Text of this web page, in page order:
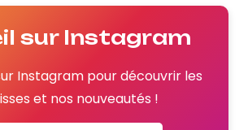
sur Instagram
Instagram pour découvrir les
et nos nouveautés !